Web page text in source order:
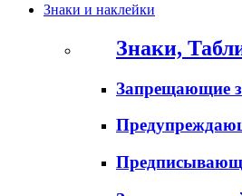
Знаки и наклейки
Знаки,
Запрещающие